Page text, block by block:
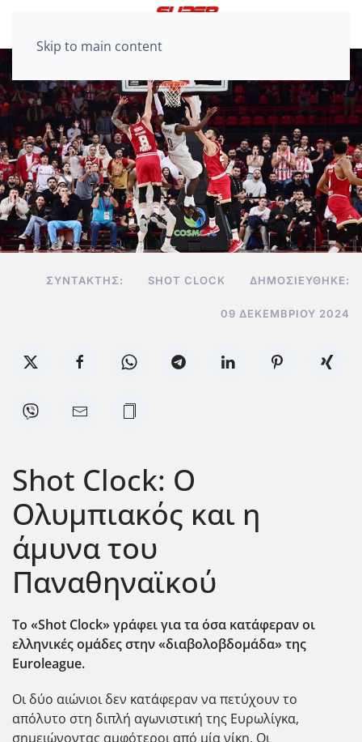
Skip to main content
ΣΥΝΤΆΚΤΗΣ: SHOT CLOCK ΔΗΜΟΣΙΕΎΘΗΚΕ:
09 ΔΕΚΕΜΒΡΊΟΥ 2024
Shot Clock: Ο
Ολυμπιακός και η
άμυνα του
Παναθηναϊκού
Το «Shot Clock» γράφει για τα όσα κατάφεραν οι
ελληνικές ομάδες στην «διαβολοβδομάδα» της
Euroleague.
Οι δύο αιώνιοι δεν κατάφεραν να πετύχουν το
απόλυτο στη διπλή αγωνιστική της Ευρωλίγκα,
σημειώνοντας αμφότεροι από μία νίκη. Οι